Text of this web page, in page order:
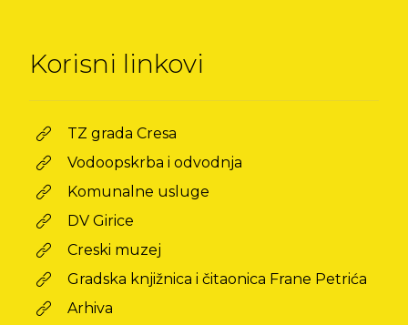
Korisni linkovi
TZ grada Cresa
Vodoopskrba i odvodnja
Komunalne usluge
DV Girice
Creski muzej
Gradska knjižnica i čitaonica Frane Petrića
Arhiva